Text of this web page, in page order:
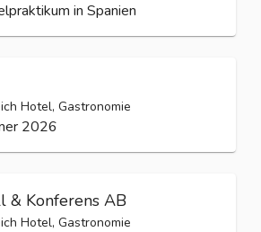
in Spanien
Hotel, Gastronomie
2026
& Konferens AB
Hotel, Gastronomie